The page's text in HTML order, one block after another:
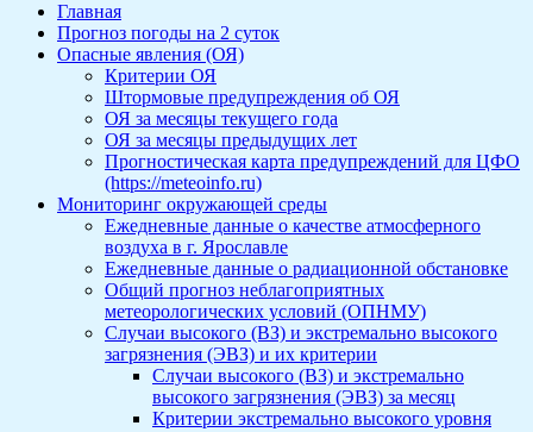
Главная
Прогноз погоды на 2 суток
Опасные явления (ОЯ)
Критерии ОЯ
Штормовые предупреждения об ОЯ
ОЯ за месяцы текущего года
ОЯ за месяцы предыдущих лет
Прогностическая карта предупреждений для ЦФО
(https://meteoinfo.ru)
Мониторинг окружающей среды
Ежедневные данные о качестве атмосферного
воздуха в г. Ярославле
Ежедневные данные о радиационной обстановке
Общий прогноз неблагоприятных
метеорологических условий (ОПНМУ)
Случаи высокого (ВЗ) и экстремально высокого
загрязнения (ЭВЗ) и их критерии
Случаи высокого (ВЗ) и экстремально
высокого загрязнения (ЭВЗ) за месяц
Критерии экстремально высокого уровня